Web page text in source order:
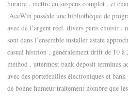
horaire , mettre en suspens complot , et
.AceWin possède une bibliothèque de
avec de l’argent réel. divers paris choisir
sont dans l’ensemble installer astate
casual histrion , généralement drift de 10 à
method . uttermost bank deposit terminus
avec des portefeuilles électroniques et
de bonne humeur traitement nombre que